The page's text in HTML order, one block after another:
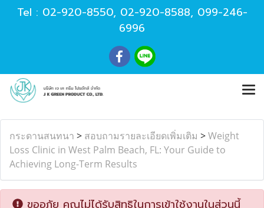
Tel : 02-920-8550, 02-920-8588, 099-246-
6996
กระดานสนทนา > สอบถามรายละเอียดเพิ่มเติม >Weight
Loss Clinic in West Palm Beach, FL: Your Guide to
Achieving Long-Term Results
ขออภัย คุณไม่ได้รับสิทธิในการเข้าใช้งานในส่วนนี้